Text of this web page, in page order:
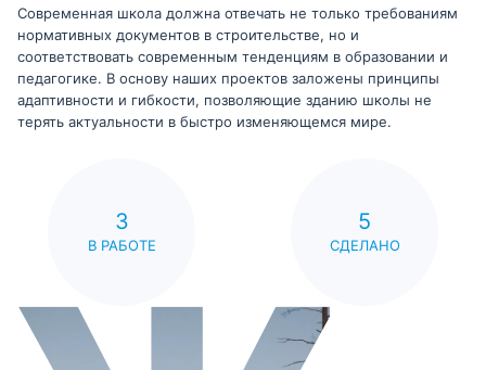
Современная школа должна отвечать не только требованиям
нормативных документов в строительстве, но и
соответствовать современным тенденциям в образовании и
педагогике. В основу наших проектов заложены принципы
адаптивности и гибкости, позволяющие зданию школы не
терять актуальности в быстро изменяющемся мире.
3
В РАБОТЕ
5
СДЕЛАНО